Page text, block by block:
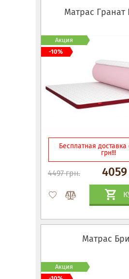
Матрас Гранат
Бесплатная доставка
грн!!!
4497 грн.
Акция
-10%
Матрас
Акция